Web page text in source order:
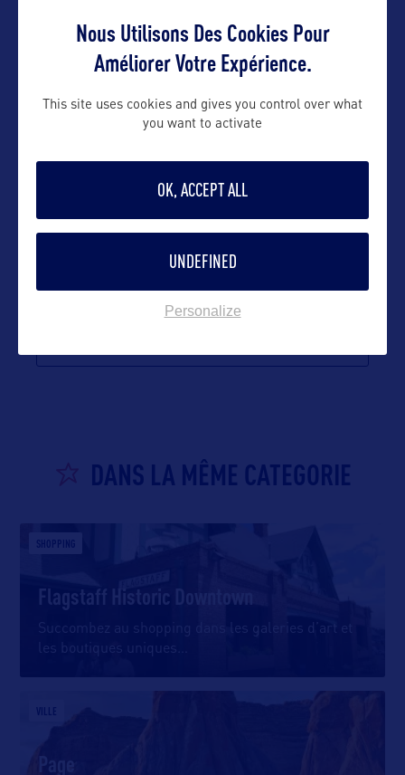
nelly@bworldcom.com
Suivre
DANS LA MÊME CATEGORIE
SHOPPING
Flagstaff Historic Downtown
Succombez au shopping dans les galeries d’art et
les boutiques uniques
VILLE
Page
Nous Utilisons Des Cookies Pour
Améliorer Votre Expérience.
This site uses cookies and gives you control over what
you want to activate
OK, ACCEPT ALL
UNDEFINED
Personalize